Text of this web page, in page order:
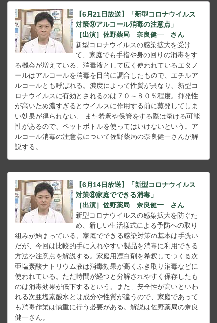
【6月21日放送】「新型コロナウイルス
対策⑨アルコール消毒の注意点」
［出演］佐野薬局 奈良健一 さん
新型コロナウイルスの感染拡大を受け
て、家庭でも手指や身の回りの消毒をす
る機会が増えている。消毒液として広く使われているエタノ
ールはアルコールを消毒を目的に調合したもので、エチルア
ルコールとも呼ばれる。濃度によって性質が異なり、新型コ
ロナウイルスに有効とされるのは７０～８０％程度。揮発性
が高いため濃すぎるとウイルスに作用する前に蒸発してしま
い効果が得られない。 また希釈や保管をする際は溶ける可能
性があるので、ペットボトルを使ってはいけないという。ア
ルコール消毒の注意点について佐野薬局の奈良健一さんが解
説する。
【6月14日放送】「新型コロナウイルス
対策⑧家庭でできる消毒」
［出演］佐野薬局 奈良健一 さん
新型コロナウイルスの感染拡大を防ぐた
め、新しい生活様式による予防への取り
組みが始まっている。家庭でできる感染対策の基本は手洗い
だが、今回は比較的手に入れやすい製品を消毒に利用できる
方法や注意点を解説する。家庭用漂白剤を希釈してつくる次
亜塩素酸ナトリウム液は消毒効果が高くふき取り消毒などに
使われている。ただ時間が経つと分解されやすく保存したも
のは消毒効果が低下するという。また、安全性が高いといわ
れる次亜塩素酸水とは成分や性質が違うので、家庭であって
も消毒作業は慎重に行う必要がある。解説は佐野薬局の奈良
健一さん。